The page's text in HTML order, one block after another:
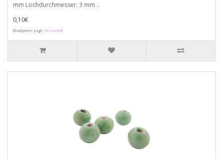
mm Lochdurchmesser: 3 mm ..
0,10€
(Endpreis zzgl.Versand)